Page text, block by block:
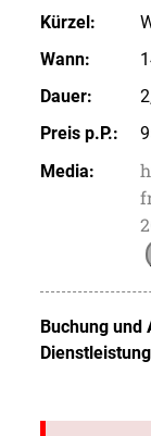
Kürzel:
Wann:
Dauer:
Preis p.P.:
Media:
Buchung und